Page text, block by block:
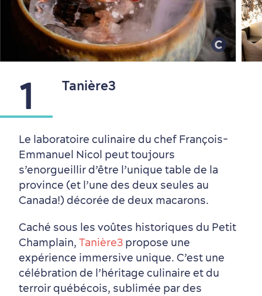
Quartiers centraux
Quoi faire en août
Produits locaux
Vieux-Québec
Itinéraires
1 Tanière3
Le laboratoire culinaire du chef François-
Emmanuel Nicol peut toujours
s’enorgueillir d’être l’unique table de la
province (et l’une des deux seules au
Canada!) décorée de deux macarons.
Caché sous les voûtes historiques du Petit
Champlain, Tanière3 propose une
expérience immersive unique. C’est une
célébration de l’héritage culinaire et du
terroir québécois, sublimée par des